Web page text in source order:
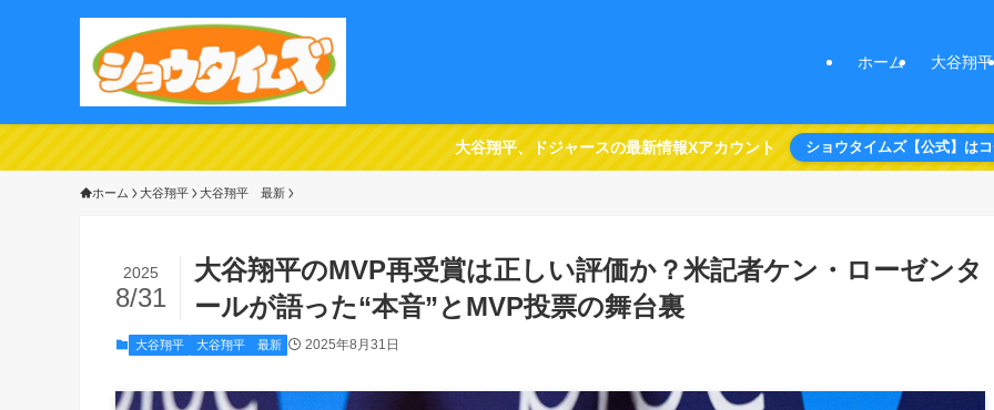
ホーム 大谷翔平
大谷翔平、ドジャースの最新情報Xアカウント ショウタイムズ【公式】は
ホーム 大谷翔平 大谷翔平 最新
大谷翔平のMVP再受賞は正しい評価か？米記者ケン・ローゼンタ
ールが語った“本音”とMVP投票の舞台裏
2025
8/31
大谷翔平 大谷翔平 最新 2025年8月31日